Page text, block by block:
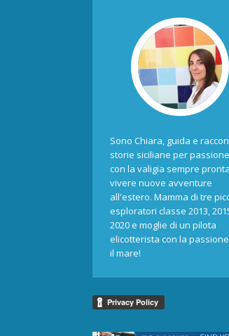
Sono Chiara, guida e
storie siciliane per
con la valigia sempre
vivere nuove avventure
all'estero. Mamma di tre
esploratori classe 2013,
2020 e moglie di un pilota
elicotterista con la
il mare!